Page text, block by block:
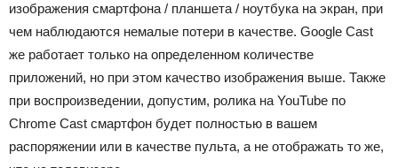
изображения смартфона / планшета / ноутбука на экран, при
чем наблюдаются немалые потери в качестве. Google Cast
же работает только на определенном количестве
приложений, но при этом качество изображения выше. Также
при воспроизведении, допустим, ролика на YouTube по
Chrome Cast смартфон будет полностью в вашем
распоряжении или в качестве пульта, а не отображать то же,